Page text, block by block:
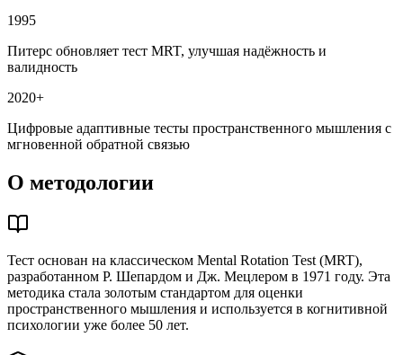
1995
Питерс обновляет тест MRT, улучшая надёжность и
валидность
2020+
Цифровые адаптивные тесты пространственного мышления с
мгновенной обратной связью
О методологии
Тест основан на классическом Mental Rotation Test (MRT),
разработанном Р. Шепардом и Дж. Мецлером в 1971 году. Эта
методика стала золотым стандартом для оценки
пространственного мышления и используется в когнитивной
психологии уже более 50 лет.